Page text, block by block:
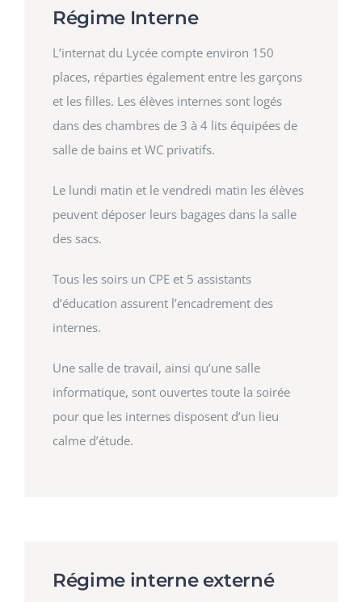
Régime Interne
L’internat du Lycée compte environ 150
places, réparties également entre les garçons
et les filles. Les élèves internes sont logés
dans des chambres de 3 à 4 lits équipées de
salle de bains et WC privatifs.
Le lundi matin et le vendredi matin les élèves
peuvent déposer leurs bagages dans la salle
des sacs.
Tous les soirs un CPE et 5 assistants
d’éducation assurent l’encadrement des
internes.
Une salle de travail, ainsi qu’une salle
informatique, sont ouvertes toute la soirée
pour que les internes disposent d’un lieu
calme d’étude.
Régime interne externé